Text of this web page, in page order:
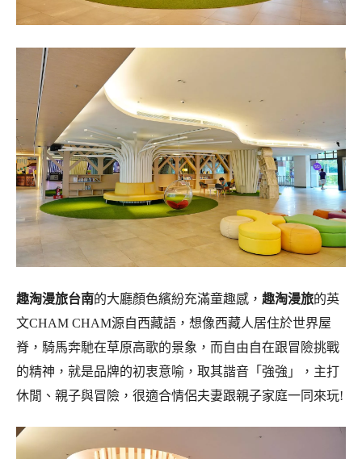
趣淘漫旅台南的大廳顏色繽紛充滿童趣感， 趣淘漫旅的英
文CHAM CHAM源自西藏語，想像西藏人居住於世界屋
脊，騎馬奔馳在草原高歌的景象，而自由自在跟冒險挑戰
的精神，就是品牌的初衷意喻，取其諧音「強強」，主打
休閒、親子與冒險，很適合情侶夫妻跟親子家庭一同來玩!